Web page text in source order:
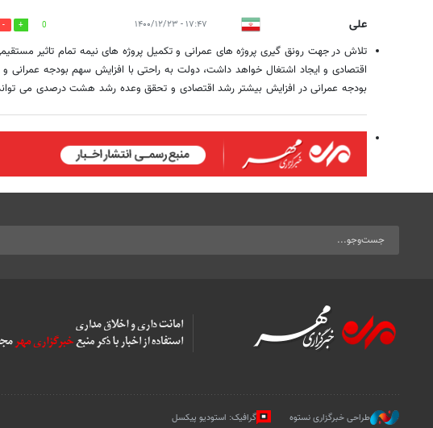
علی ۱۷:۴۷ - ۱۴۰۰/۱۲/۲۳ 0
تلاش در جهت رونق گیری پروژه های عمرانی و تکمیل پروژه های نیمه تمام تاثیر
اقتصادی و ایجاد اشتغال خواهد داشت، دولت به راحتی با افزایش سهم بودجه
بودجه عمرانی در افزایش بیشتر رشد اقتصادی و تحقق وعده رشد هشت درصدی می
طراحی خبرگزاری نستوه گرافیک: استودیو پیکسل